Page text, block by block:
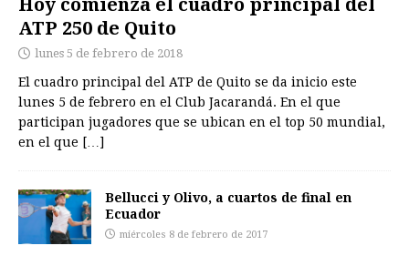
ATP 250 de Quito
lunes 5 de febrero de 2018
El cuadro principal del ATP de Quito se da inicio este
lunes 5 de febrero en el Club Jacarandá. En el que
participan jugadores que se ubican en el top 50 mundial,
en el que […]
Bellucci y Olivo, a cuartos de final en
Ecuador
miércoles 8 de febrero de 2017